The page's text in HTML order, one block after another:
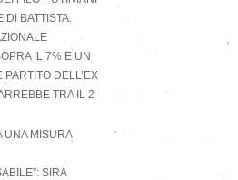
DI BATTISTA.
IL 7% E UN
PARTITO DELL’EX
TRA IL 2
UNA MISURA
SIRA